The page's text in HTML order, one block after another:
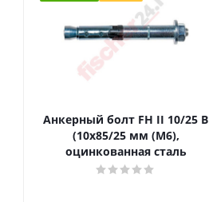
Анкерный болт FH II 10/25 B
(10x85/25 мм (M6),
оцинкованная сталь